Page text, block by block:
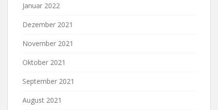
Januar 2022
Dezember 2021
November 2021
Oktober 2021
September 2021
August 2021